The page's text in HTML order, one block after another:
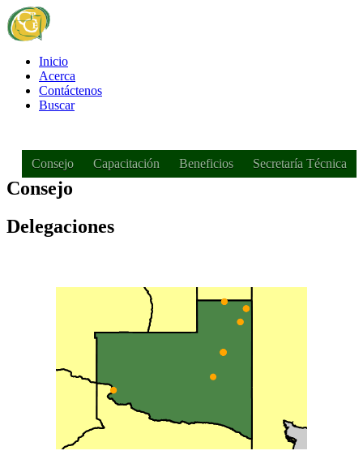
Inicio
Acerca
Contáctenos
Buscar
Consejo Capacitación Beneficios Secretaría Técnica
Consejo
Delegaciones